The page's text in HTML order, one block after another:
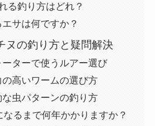
る釣り方はどれ？
サは何ですか？
ヌの釣り方と疑問解決
ーターで使うルアー選び
高いワームの選び方
な虫パターンの釣り方
なるまで何年かかりますか？